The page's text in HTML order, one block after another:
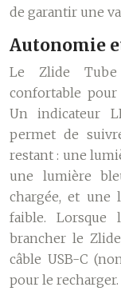
de garantir une
Autonomie
Le Zlide
confortable
Un indicateur
permet de
restant : une
une lumière
chargée, et une
faible.
brancher le
câble USB-C
pour le recharger.